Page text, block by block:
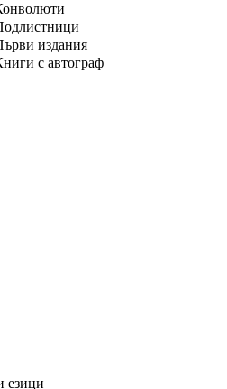
издания
с автограф
езици